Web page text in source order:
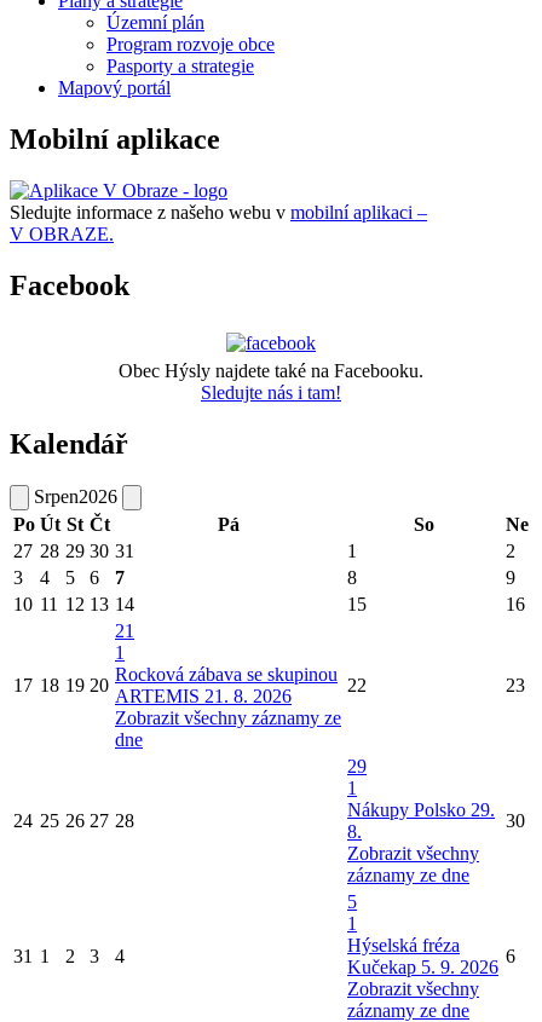
Územní plán
Program rozvoje obce
Pasporty a strategie
Mapový portál
Mobilní aplikace
Sledujte informace z našeho webu v mobilní aplikaci –
V OBRAZE.
Facebook
Obec Hýsly najdete také na Facebooku.
Sledujte nás i tam!
Kalendář
Srpen2026
Po Út St Čt Pá So
Ne
27 28 29 30 31 1
2
3
4 5 6 7 8
9
10 11 12 13 14 15 16
17 18 19 20
21
1
Rocková zábava se skupinou
ARTEMIS 21. 8. 2026
Zobrazit všechny záznamy ze
dne
22 23
24 25 26 27 28
29
1
Nákupy Polsko 29.
8.
Zobrazit všechny
záznamy ze dne
30
31 1 2 3 4
5
1
Hýselská fréza
Kučekap 5. 9. 2026
Zobrazit všechny
záznamy ze dne
6